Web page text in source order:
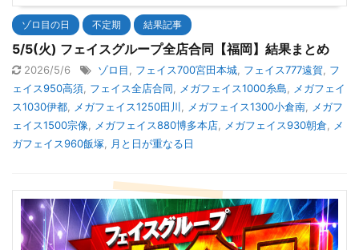
ゾロ目の日 不定期 結果記事
5/5(火) フェイスグループ全店合同【福岡】結果まとめ
2026/5/6 ゾロ目, フェイス700宮田本城, フェイス777遠賀, フ
ェイス950高須, フェイス全店合同, メガフェイス1000糸島, メガフェイ
ス1030伊都, メガフェイス1250田川, メガフェイス1300小倉南, メガフ
ェイス1500宗像, メガフェイス880博多本店, メガフェイス930朝倉, メ
ガフェイス960飯塚, 月と日が重なる日